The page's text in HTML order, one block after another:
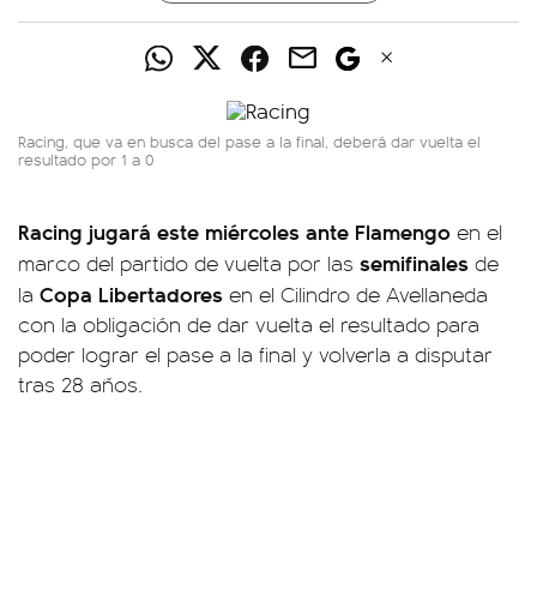
Racing, que va en busca del pase a la final, deberá dar vuelta el
resultado por 1 a 0
Racing jugará este miércoles ante Flamengo en el
marco del partido de vuelta por las semifinales de
la Copa Libertadores en el Cilindro de Avellaneda
con la obligación de dar vuelta el resultado para
poder lograr el pase a la final y volverla a disputar
tras 28 años.